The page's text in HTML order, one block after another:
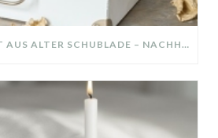
DIY-DEKO-TABLETT AUS ALTER SCHUBLADE – NACHHALTIGE HERBSTDEKO SELBER MACHEN!